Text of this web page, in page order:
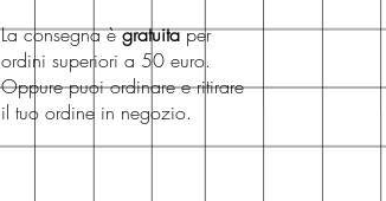
La consegna ègratuitaper
ordini superiori a 50 euro.
Oppure puoi ordinare e ritirare
il tuo ordine in negozio.